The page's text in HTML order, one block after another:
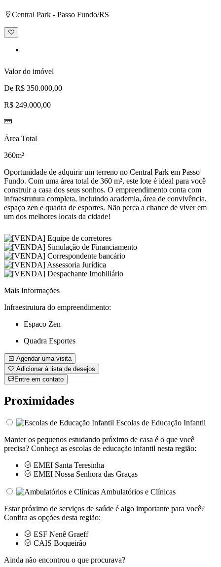
Central Park - Passo Fundo/RS
Adicionar
à
Valor do imóvel
De R$ 350.000,00
R$ 249.000,00
Área Total
360m²
Oportunidade de adquirir um terreno no Central Park em Passo
Fundo. Com uma área total de 360 m², este lote é ideal para você
construir a casa dos seus sonhos. O empreendimento conta com
infraestrutura completa, incluindo academia, área de convivência,
espaço zen e quadra de esportes. Não perca a chance de viver em
um dos melhores locais da cidade!
Mais Informações
Infraestrutura do empreendimento:
Espaco Zen
Quadra Esportes
Agendar uma visita
Adicionar à lista de desejos
Entre em contato
Proximidades
Escolas de Educação Infantil
Manter os pequenos estudando próximo de casa é o que você
precisa? Conheça as escolas de educação infantil nesta região:
EMEI Santa Teresinha
EMEI Nossa Senhora das Graças
Ambulatórios e Clínicas
Estar próximo de serviços de saúde é algo importante para você?
Confira as opções desta região:
ESF Nenê Graeff
CAIS Boqueirão
Ainda não encontrou o que procurava?